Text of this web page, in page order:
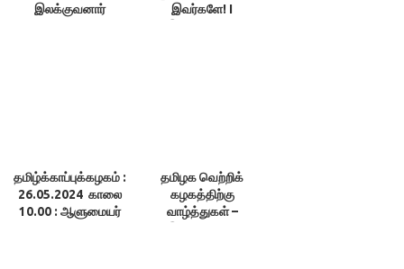
இலக்குவனார்
இவர்களே! I
தமிழ்க்காப்புக்கழகம் :
26.05.2024 காலை
10.00 : ஆளுமையர்
தமிழக வெற்றிக்
கழகத்திற்கு
வாழ்த்துகள் –